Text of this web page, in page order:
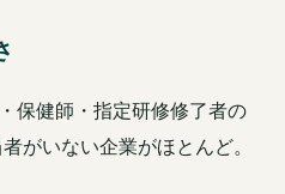
保健師・指定研修修了者の
がいない企業がほとんど。